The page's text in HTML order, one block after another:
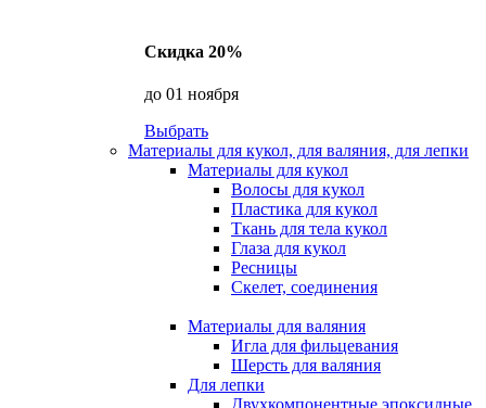
Скидка 20%
до 01 ноября
Выбрать
Материалы для кукол, для валяния, для лепки
Материалы для кукол
Волосы для кукол
Пластика для кукол
Ткань для тела кукол
Глаза для кукол
Ресницы
Скелет, соединения
Материалы для валяния
Игла для фильцевания
Шерсть для валяния
Для лепки